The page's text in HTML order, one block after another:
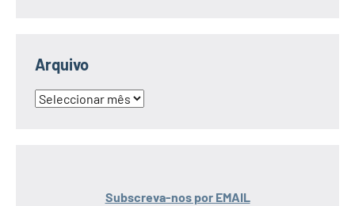
Arquivo
Arquivo
Subscreva-nos por EMAIL